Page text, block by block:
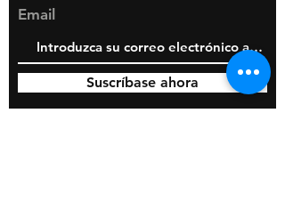
Email
Suscríbase ahora